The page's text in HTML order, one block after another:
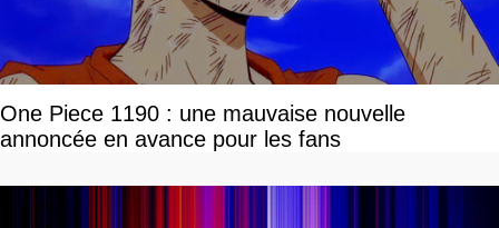
One Piece 1190 : une mauvaise nouvelle
annoncée en avance pour les fans